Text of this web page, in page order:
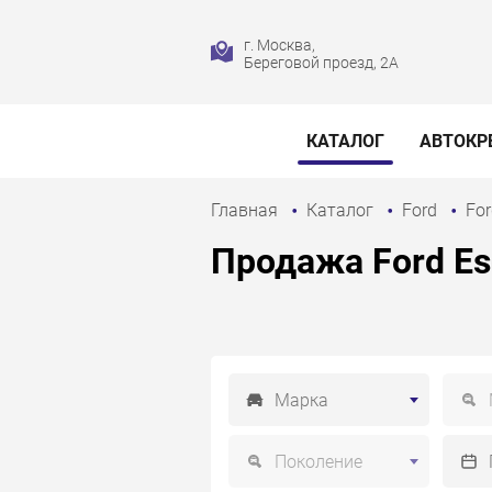
г. Москва,
Береговой проезд, 2А
КАТАЛОГ
Главная Каталог Ford
Продажа Ford
Марка
Поколение